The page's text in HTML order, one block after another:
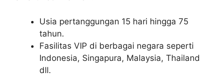
Usia pertanggungan 15 hari hingga 75
tahun.
Fasilitas VIP di berbagai negara seperti
Indonesia, Singapura, Malaysia, Thailand
dll.